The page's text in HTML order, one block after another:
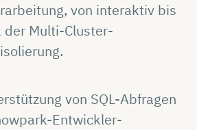
von interaktiv bis
der Multi-Cluster-
von SQL-Abfragen
Entwickler-